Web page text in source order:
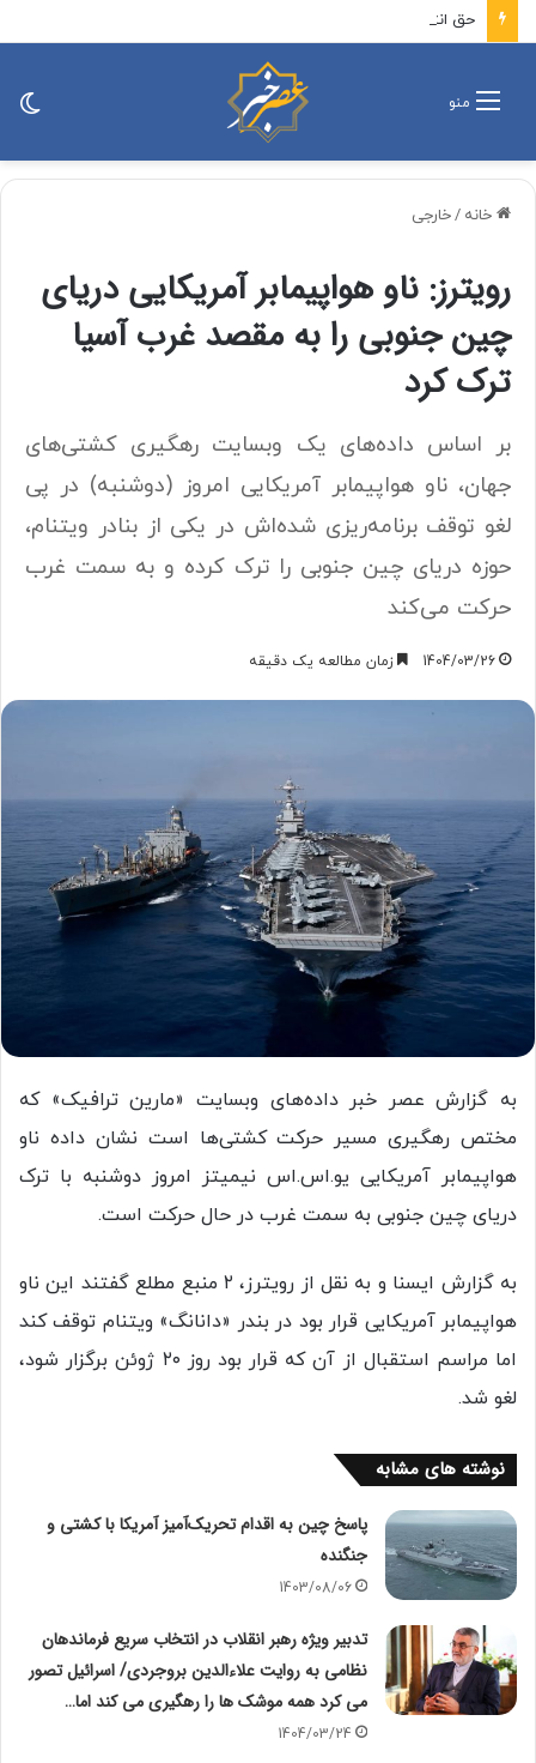
حق انتخاب، نخستین قربانی انحصار
منو
خانه /خارجی
رویترز: ناو هواپیمابر آمریکایی دریای
چین جنوبی را به مقصد غرب آسیا
ترک کرد
بر اساس داده‌های یک وبسایت رهگیری کشتی‌های
جهان، ناو هواپیمابر آمریکایی امروز (دوشنبه) در پی
لغو توقف برنامه‌ریزی شده‌اش در یکی از بنادر ویتنام،
حوزه دریای چین جنوبی را ترک کرده و به سمت غرب
حرکت می‌کند
1404/03/26 زمان مطالعه یک دقیقه
به گزارش عصر خبر داده‌های وبسایت «مارین ترافیک» که
مختص رهگیری مسیر حرکت کشتی‌ها است نشان داده ناو
هواپیمابر آمریکایی یو.اس.اس نیمیتز امروز دوشنبه با ترک
دریای چین جنوبی به سمت غرب در حال حرکت است.
به گزارش ایسنا و به نقل از رویترز، ۲ منبع مطلع گفتند این ناو
هواپیمابر آمریکایی قرار بود در بندر «دانانگ» ویتنام توقف کند
اما مراسم استقبال از آن که قرار بود روز ۲۰ ژوئن برگزار شود،
لغو شد.
نوشته های مشابه
پاسخ چین به اقدام تحریک‌آمیز آمریکا با کشتی و
جنگنده
1403/08/06
تدبیر ویژه رهبر انقلاب در انتخاب سریع فرماندهان
نظامی به روایت علاءالدین بروجردی/ اسرائیل تصور
می کرد همه موشک ها را رهگیری می کند اما…
1404/03/24